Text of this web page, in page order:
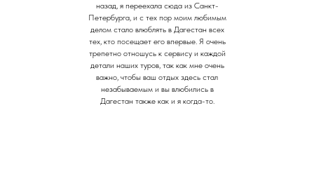
назад, я переехала сюда из Санкт-
Петербурга, и с тех пор моим любимым
делом стало влюблять в Дагестан всех
тех, кто посещает его впервые. Я очень
трепетно отношусь к сервису и каждой
детали наших туров, так как мне очень
важно, чтобы ваш отдых здесь стал
незабываемым и вы влюбились в
Дагестан также как и я когда-то.